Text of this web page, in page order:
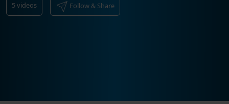
5videos Follow & Share